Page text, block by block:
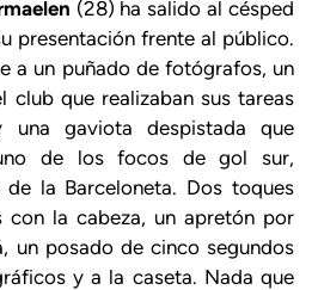
(28) ha salido al césped
presentación frente al público.
a un puñado de fotógrafos, un
club que realizaban sus tareas
una gaviota despistada que
de los focos de gol sur,
de la Barceloneta. Dos toques
la cabeza, un apretón por
un posado de cinco segundos
y a la caseta. Nada que